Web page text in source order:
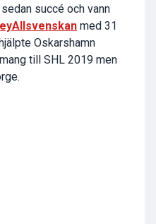
succé och vann
med 31
Oskarshamn
till SHL 2019 men